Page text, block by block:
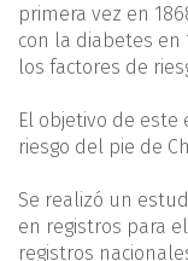
primera vez en
con la diabetes en
los factores de
El objetivo de
riesgo del pie de
Se realizó un
en registros para
registros